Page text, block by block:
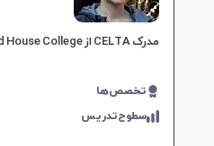
مدرک CELTA از London Oxford House College و فوق لیسانس صنایع غذایی، ۱۵ سال سابقه تدریس، تقویت ۴ مهارت زبان، مناسب برای تمامی سطوح، برای پیشرفت دانشجویان.
تخصص‌ها
سطوح‌تدریس